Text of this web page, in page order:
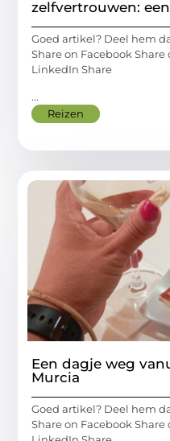
zelfvertrouwen:
Goed artikel? Deel hem
Share on Facebook
LinkedIn Share
...
Reizen
Een dagje weg
Murcia
Goed artikel? Deel hem
Share on Facebook